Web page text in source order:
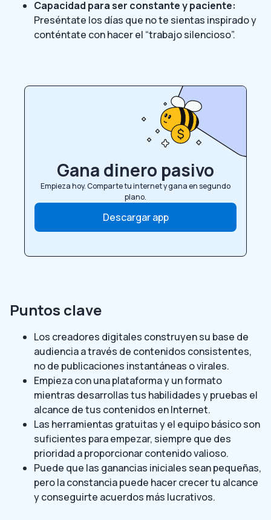
Capacidad para ser constante y paciente:
Preséntate los días que no te sientas inspirado y
conténtate con hacer el “trabajo silencioso”.
Gana dinero pasivo
Empieza hoy. Comparte tu internet y gana en segundo
plano.
Descargar app
Puntos clave
Los creadores digitales construyen su base de
audiencia a través de contenidos consistentes,
no de publicaciones instantáneas o virales.
Empieza con una plataforma y un formato
mientras desarrollas tus habilidades y pruebas el
alcance de tus contenidos en Internet.
Las herramientas gratuitas y el equipo básico son
suficientes para empezar, siempre que des
prioridad a proporcionar contenido valioso.
Puede que las ganancias iniciales sean pequeñas,
pero la constancia puede hacer crecer tu alcance
y conseguirte acuerdos más lucrativos.